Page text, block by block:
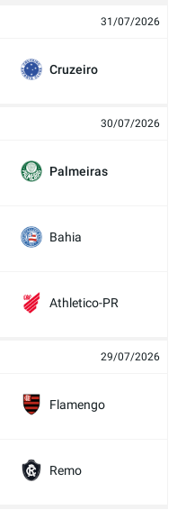
31/07/2026
Cruzeiro
30/07/2026
Palmeiras
Bahia
Athletico-PR
29/07/2026
Flamengo
Remo